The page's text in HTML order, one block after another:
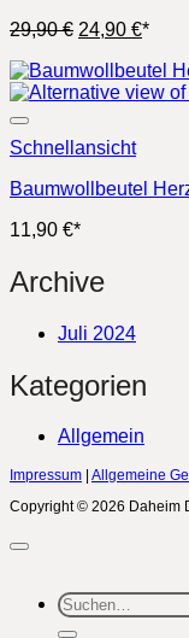
29,90€
war:
29,90 €
24,90 €
ist:
*
Schnellansicht
Baumwollbeutel
11,90 €*
Archive
Juli 2024
Kategorien
Allgemein
Impressum Allgemeine
Copyright © 2026 Daheim
Suchen
nach: